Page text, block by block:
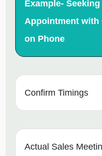
Example- Seeking
Appointment with
on Phone
Confirm Timings
Actual Sales